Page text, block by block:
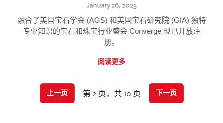
January 26, 2025
融合了美国宝石学会 (AGS) 和美国宝石研究院 (GIA) 独特
专业知识的宝石和珠宝行业盛会 Converge 现已开放注
册。
阅读更多
上一页 第 2 页，共 10 页 下一页